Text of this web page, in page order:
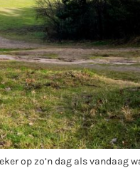
op zo’n dag als vandaag